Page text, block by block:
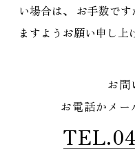
い場合は、
お手数で
ますようお願い申し上
お問
お電話かメー